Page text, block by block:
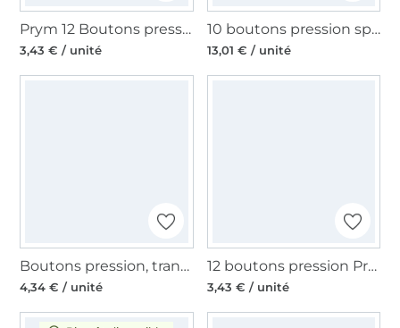
Prym 12 Boutons pression à coudre argent 11 mm
3,43 € / unité
10 boutons pression sport Prym, 13 mm, couleur argent
13,01 € / unité
Boutons pression, transparent glossy
4,34 € / unité
12 boutons pression Prym, 9 mm, noir
3,43 € / unité